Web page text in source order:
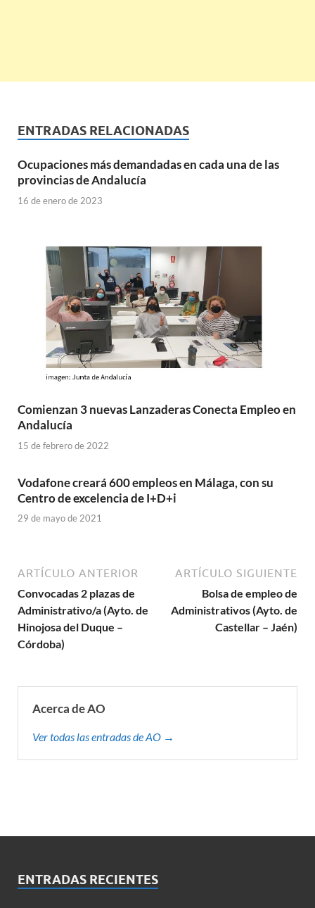
ENTRADAS RELACIONADAS
Ocupaciones más demandadas en cada una de las
provincias de Andalucía
16 de enero de 2023
Comienzan 3 nuevas Lanzaderas Conecta Empleo en
Andalucía
15 de febrero de 2022
Vodafone creará 600 empleos en Málaga, con su
Centro de excelencia de I+D+i
29 de mayo de 2021
ARTÍCULO ANTERIOR
Convocadas 2 plazas de
Administrativo/a (Ayto. de
Hinojosa del Duque –
Córdoba)
ARTÍCULO SIGUIENTE
Bolsa de empleo de
Administrativos (Ayto. de
Castellar – Jaén)
Acerca de AO
Ver todas las entradas de AO →
ENTRADAS RECIENTES